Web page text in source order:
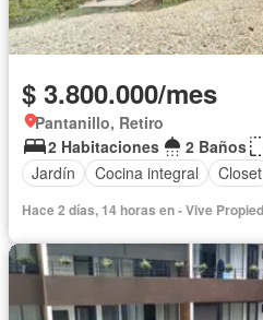
$ 3.800.000/mes
Pantanillo, Retiro
2 Habitaciones
2 Baños
Jardín
Cocina integral Closet
Hace 2 días, 14 horas en - Vive